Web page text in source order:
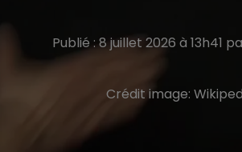
Publié : 8 juillet 2026 à 13h41
Crédit image: